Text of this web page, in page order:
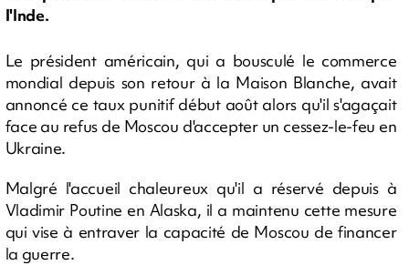
l'Inde.
Le président américain, qui a bousculé le commerce
mondial depuis son retour à la Maison Blanche, avait
annoncé ce taux punitif début août alors qu'il s'agaçait
face au refus de Moscou d'accepter un cessez-le-feu en
Ukraine.
Malgré l'accueil chaleureux qu'il a réservé depuis à
Vladimir Poutine en Alaska, il a maintenu cette mesure
qui vise à entraver la capacité de Moscou de financer
la guerre.